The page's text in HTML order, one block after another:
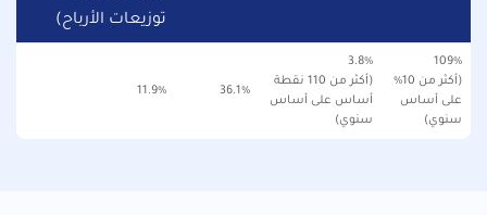
توزيعات الأرباح)
109%
(أكثر من 10%
على أساس
سنوي)
3.8%
(أكثر من 110 نقطة
أساس على أساس
سنوي)
36.1%
11.9%